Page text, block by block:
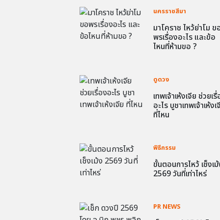
นครราชสีมา
มาโคราช ไหว้ย่าโม ข
พรเรื่องอะไร และข้อ
ไหนที่ห้ามขอ ?
ดูดวง
เทพเจ้าเห้งเจีย ช่วยเ
อะไร บูชาเทพเจ้าเห้งเ
ที่ไหน
พิธีกรรม
ขั้นตอนการไหว้ เช็งเ
2569 วันที่เท่าไหร่
PR NEWS